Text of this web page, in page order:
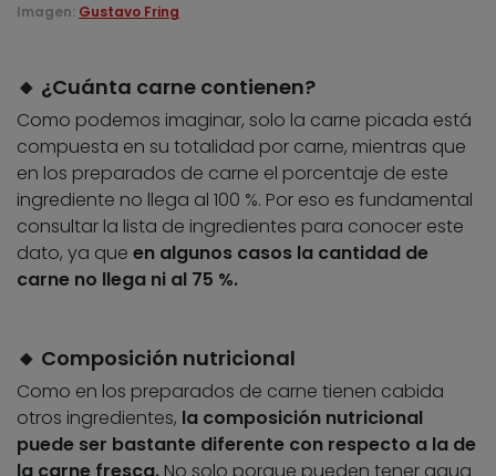
Imagen: Gustavo Fring
🔸 ¿Cuánta carne contienen?
Como podemos imaginar, solo la carne picada está
compuesta en su totalidad por carne, mientras que
en los preparados de carne el porcentaje de este
ingrediente no llega al 100 %. Por eso es fundamental
consultar la lista de ingredientes para conocer este
dato, ya que en algunos casos la cantidad de
carne no llega ni al 75 %.
🔸 Composición nutricional
Como en los preparados de carne tienen cabida
otros ingredientes, la composición nutricional
puede ser bastante diferente con respecto a la de
la carne fresca. No solo porque pueden tener agua